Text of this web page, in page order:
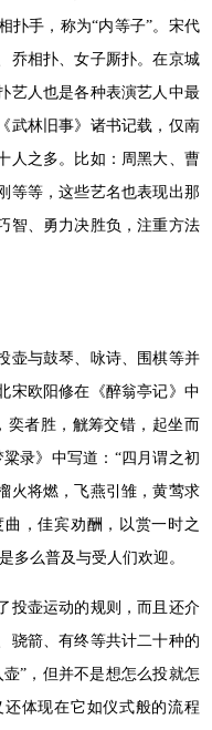
扑手，称为“内等子”。宋代
乔相扑、女子厮扑。在京城
艺人也是各种表演艺人中最
武林旧事》诸书记载，仅南
人之多。比如：周黑大、曹
等等，这些艺名也表现出那
智、勇力决胜负，注重方法
壶与鼓琴、咏诗、围棋等并
宋欧阳修在《醉翁亭记》中
奕者胜，觥筹交错，起坐而
录》中写道：“四月谓之初
火将燃，飞燕引雏，黄莺求
，佳宾劝酬，以赏一时之
多么普及与受人们欢迎。
投壶运动的规则，而且还介
骁箭、有终等共计二十种的
”，但并不是想怎么投就怎
体现在它如仪式般的流程